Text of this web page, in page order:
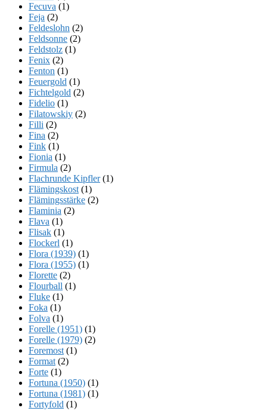
Fecuva (1)
Feja (2)
Feldeslohn (2)
Feldsonne (2)
Feldstolz (1)
Fenix (2)
Fenton (1)
Feuergold (1)
Fichtelgold (2)
Fidelio (1)
Filatowskiy (2)
Filli (2)
Fina (2)
Fink (1)
Fionia (1)
Firmula (2)
Flachrunde Kipfler(1)
Flämingskost (1)
Flämingsstärke (2)
Flaminia (2)
Flava (1)
Flisak (1)
Flockerl (1)
Flora (1939) (1)
Flora (1955) (1)
Florette (2)
Flourball (1)
Fluke (1)
Foka (1)
Folva (1)
Forelle (1951) (1)
Forelle (1979) (2)
Foremost (1)
Format (2)
Forte (1)
Fortuna (1950) (1)
Fortuna (1981) (1)
Fortyfold (1)